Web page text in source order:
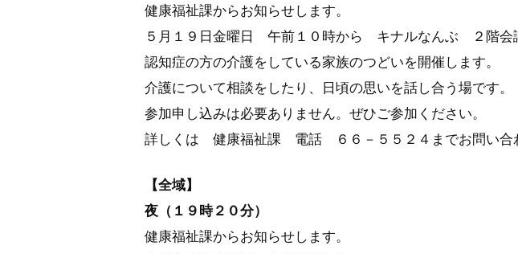
くらし・手続きトップ
健康福祉課からお知らせします。
５月１９日金曜日 午前１０時から キナルなんぶ ２階会
認知症の方の介護をしている家族のつどいを開催します。
介護について相談をしたり、日頃の思いを話し合う場です。
参加申し込みは必要ありません。ぜひご参加ください。
詳しくは 健康福祉課 電話 ６６－５５２４までお問い合
【全域】
夜（１９時２０分）
健康福祉課からお知らせします。